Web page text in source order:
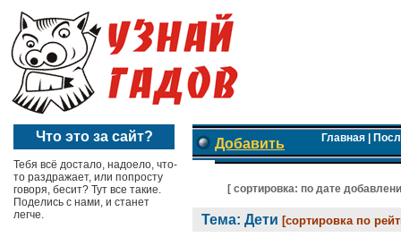
Что это за сайт?
Тебя всё достало, надоело, что-
то раздражает, или попросту
говоря, бесит? Тут все такие.
Поделись с нами, и станет
легче.
Добавить Главная|
[ cортировка: по дате
Тема: Дети [сортировка по